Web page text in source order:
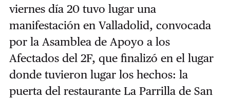
viernes día 20 tuvo lugar una
manifestación en Valladolid, convocada
por la Asamblea de Apoyo a los
Afectados del 2F, que finalizó en el lugar
donde tuvieron lugar los hechos: la
puerta del restaurante La Parrilla de San